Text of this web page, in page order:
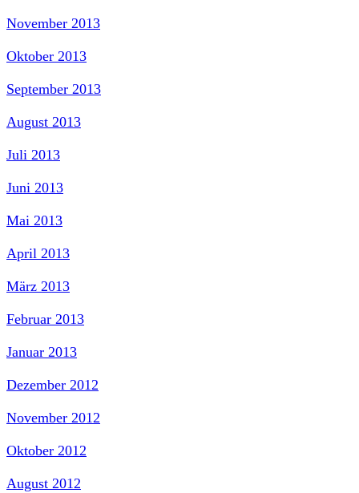
November 2013
Oktober 2013
September 2013
August 2013
Juli 2013
Juni 2013
Mai 2013
April 2013
März 2013
Februar 2013
Januar 2013
Dezember 2012
November 2012
Oktober 2012
August 2012